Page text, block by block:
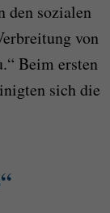
den sozialen
von
Beim ersten
sich die